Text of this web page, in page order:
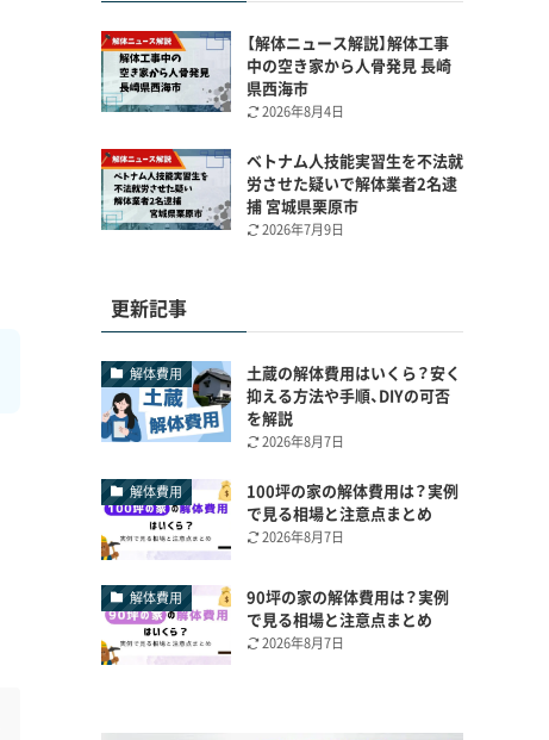
【解体ニュース解説】解体工事
中の空き家から人骨発見 長崎
県西海市
2026年8月4日
ベトナム人技能実習生を不法就
労させた疑いで解体業者2名逮
捕 宮城県栗原市
2026年7月9日
更新記事
解体費用
土蔵の解体費用はいくら？安く
抑える方法や手順、DIYの可否
を解説
2026年8月7日
解体費用
100坪の家の解体費用は？実例
で見る相場と注意点まとめ
2026年8月7日
解体費用
90坪の家の解体費用は？実例
で見る相場と注意点まとめ
2026年8月7日